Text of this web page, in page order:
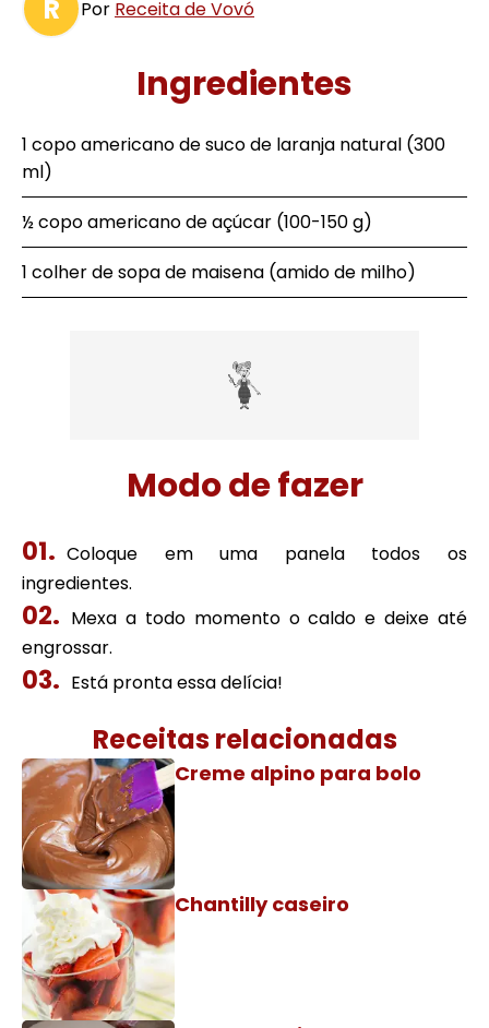
R Por Receita de Vovó
Ingredientes
1 copo americano de suco de laranja natural (300
ml)
½ copo americano de açúcar (100-150 g)
1 colher de sopa de maisena (amido de milho)
Modo de fazer
Coloque em uma panela todos os
ingredientes.
Mexa a todo momento o caldo e deixe até
engrossar.
Está pronta essa delícia!
Receitas relacionadas
Creme alpino para bolo
Chantilly caseiro